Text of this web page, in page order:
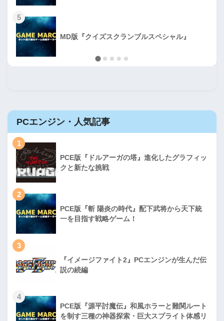
5
MD版『クイズスクランブルスペシャル』
PCエンジン・人気記事
1
PCE版『ドルアーガの塔』進化したグラフィッ
クと新たな挑戦
2
PCE版『斬 陽炎の時代』配下武将から天下統
一を目指す戦略ゲーム！
3
『イメージファイト2』PCエンジンが生んだ伝
説の続編
4
PCE版『源平討魔伝』和風ホラーと難関ルート
を制す三種の神器探索・巨大スプライト体感リ